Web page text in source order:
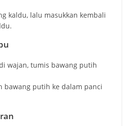
kaldu, lalu masukkan kembali
wajan, tumis bawang putih
bawang putih ke dalam panci